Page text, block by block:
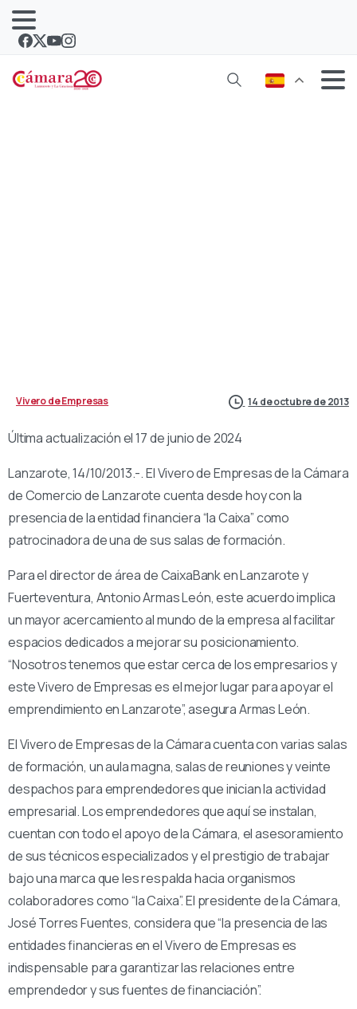
Vivero de Empresas 14 de octubre de 2013
Última actualización el 17 de junio de 2024
Lanzarote, 14/10/2013.-. El Vivero de Empresas de la Cámara
de Comercio de Lanzarote cuenta desde hoy con la
presencia de la entidad financiera “la Caixa” como
patrocinadora de una de sus salas de formación.
Para el director de área de CaixaBank en Lanzarote y
Fuerteventura, Antonio Armas León, este acuerdo implica
un mayor acercamiento al mundo de la empresa al facilitar
espacios dedicados a mejorar su posicionamiento.
“Nosotros tenemos que estar cerca de los empresarios y
este Vivero de Empresas es el mejor lugar para apoyar el
emprendimiento en Lanzarote”, asegura Armas León.
El Vivero de Empresas de la Cámara cuenta con varias salas
de formación, un aula magna, salas de reuniones y veinte
despachos para emprendedores que inician la actividad
empresarial. Los emprendedores que aquí se instalan,
cuentan con todo el apoyo de la Cámara, el asesoramiento
de sus técnicos especializados y el prestigio de trabajar
bajo una marca que les respalda hacia organismos
colaboradores como “la Caixa”. El presidente de la Cámara,
José Torres Fuentes, considera que “la presencia de las
entidades financieras en el Vivero de Empresas es
indispensable para garantizar las relaciones entre
emprendedor y sus fuentes de financiación”.